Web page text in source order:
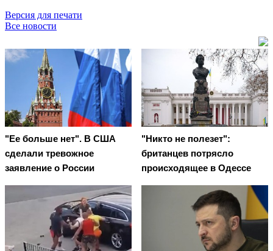
Версия для печати
Все новости
"Ее больше нет". В США
сделали тревожное
заявление о России
"Никто не полезет":
британцев потрясло
происходящее в Одессе